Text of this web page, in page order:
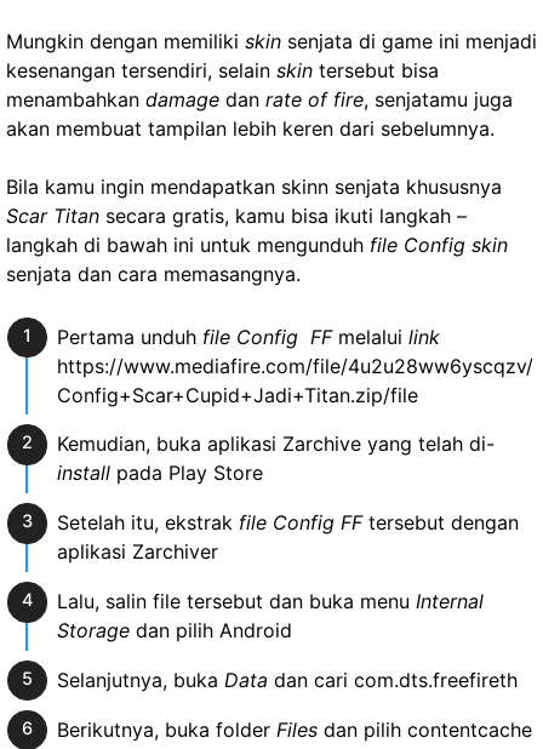
Mungkin dengan memiliki skin senjata di game ini menjadi
kesenangan tersendiri, selain skin tersebut bisa
menambahkan damage dan rate of fire, senjatamu juga
akan membuat tampilan lebih keren dari sebelumnya.
Bila kamu ingin mendapatkan skinn senjata khususnya
Scar Titan secara gratis, kamu bisa ikuti langkah –
langkah di bawah ini untuk mengunduh file Config skin
senjata dan cara memasangnya.
Pertama unduh file Config FFmelalui link
https://www.mediafire.com/file/4u2u28ww6yscqzv/
Config+Scar+Cupid+Jadi+Titan.zip/file
Kemudian, buka aplikasi Zarchive yang telah di-
installpada Play Store
Setelah itu, ekstrak file Config FFtersebut dengan
aplikasi Zarchiver
Lalu, salin file tersebut dan buka menu Internal
Storagedan pilih Android
Selanjutnya, buka Data dan cari com.dts.freefireth
Berikutnya, buka folder Filesdan pilih contentcache